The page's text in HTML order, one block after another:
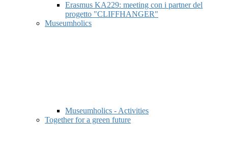
Erasmus KA229: meeting con i partner del
progetto "CLIFFHANGER"
Museumholics
Museumholics - Activities
Together for a green future